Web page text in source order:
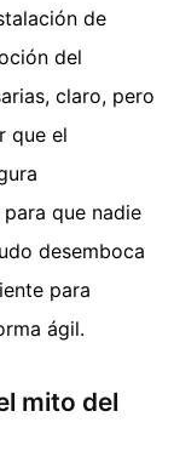
de
del
claro, pero
que el
que nadie
desemboca
para
ágil.
mito del